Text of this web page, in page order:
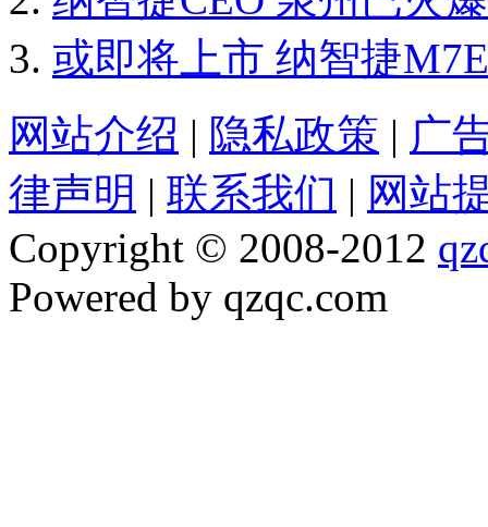
或即将上市 纳智捷
网站介绍 | 隐私政策 | 广
律声明 | 联系我们 | 网站
Copyright © 2008-2012
Powered by qzqc.com